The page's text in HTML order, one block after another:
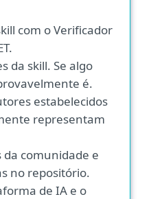
com o Verificador
da skill. Se algo
é.
estabelecidos
representam
comunidade e
no repositório.
de IA e o